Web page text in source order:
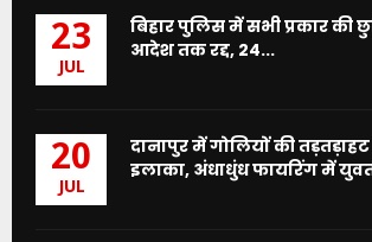
23
JUL
बिहार पुलिस में सभी प्रकार की
आदेश तक रद्द, 24...
20
JUL
दानापुर में गोलियों की
इलाका, अंधाधुंध फायरिंग में